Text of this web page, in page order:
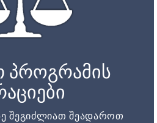
პროგრამის
შეგიძლიათ შეადაროთ